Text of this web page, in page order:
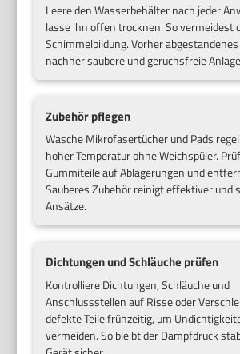
Leere den Wasserbehälter nach jeder
lasse ihn offen trocknen. So vermeidest
Schimmelbildung. Vorher
nachher saubere und geruchsfreie
Zubehör pflegen
Wasche Mikrofasertücher und Pads
hoher Temperatur ohne Weichspüler.
Gummiteile auf Ablagerungen und
Sauberes Zubehör reinigt effektiver und
Ansätze.
Dichtungen und Schläuche prüfen
Kontrolliere Dichtungen, Schläuche und
Anschlussstellen auf Risse oder
defekte Teile frühzeitig, um
vermeiden. So bleibt der Dampfdruck